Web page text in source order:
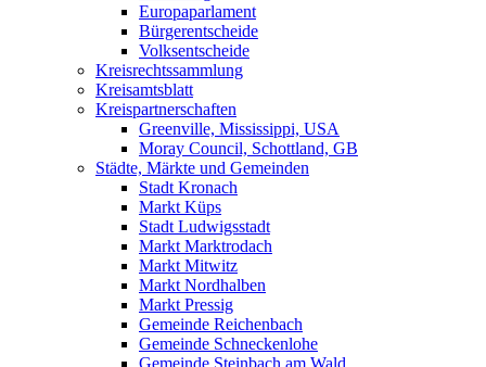
Europaparlament
Bürgerentscheide
Volksentscheide
Kreisrechtssammlung
Kreisamtsblatt
Kreispartnerschaften
Greenville, Mississippi, USA
Moray Council, Schottland, GB
Städte, Märkte und Gemeinden
Stadt Kronach
Markt Küps
Stadt Ludwigsstadt
Markt Marktrodach
Markt Mitwitz
Markt Nordhalben
Markt Pressig
Gemeinde Reichenbach
Gemeinde Schneckenlohe
Gemeinde Steinbach am Wald